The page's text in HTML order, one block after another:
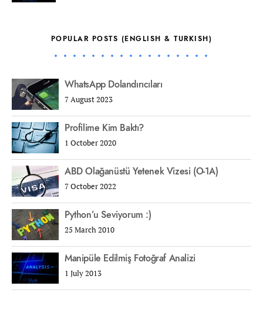
POPULAR POSTS (ENGLISH & TURKISH)
WhatsApp Dolandırıcıları
7 August 2023
Profilime Kim Baktı?
1 October 2020
ABD Olağanüstü Yetenek Vizesi (O-1A)
7 October 2022
Python’u Seviyorum :)
25 March 2010
Manipüle Edilmiş Fotoğraf Analizi
1 July 2013